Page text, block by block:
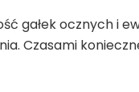
gałek ocznych i
Czasami